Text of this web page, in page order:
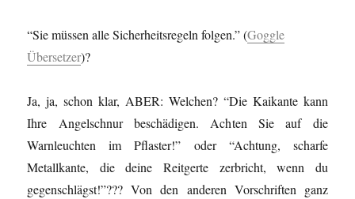
“Sie müssen alle Sicherheitsregeln folgen.” (Goggle
Übersetzer)?
Ja, ja, schon klar, ABER: Welchen? “Die Kaikante kann
Ihre Angelschnur beschädigen. Achten Sie auf die
Warnleuchten im Pflaster!” oder “Achtung, scharfe
Metallkante, die deine Reitgerte zerbricht, wenn du
gegenschlägst!”??? Von den anderen Vorschriften ganz